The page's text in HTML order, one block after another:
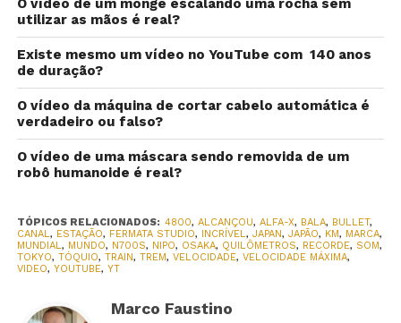
O vídeo de um monge escalando uma rocha sem
utilizar as mãos é real?
Existe mesmo um vídeo no YouTube com 140 anos
de duração?
O vídeo da máquina de cortar cabelo automática é
verdadeiro ou falso?
O vídeo de uma máscara sendo removida de um
robô humanoide é real?
TÓPICOS RELACIONADOS: 4800, ALCANÇOU, ALFA-X, BALA, BULLET,
CANAL, ESTAÇÃO, FERMATA STUDIO, INCRÍVEL, JAPAN, JAPÃO, KM, MARCA,
MUNDIAL, MUNDO, N700S, NIPO, OSAKA, QUILÔMETROS, RECORDE, SOM,
TOKYO, TÓQUIO, TRAIN, TREM, VELOCIDADE, VELOCIDADE MÁXIMA,
VIDEO, YOUTUBE, YT
Marco Faustino